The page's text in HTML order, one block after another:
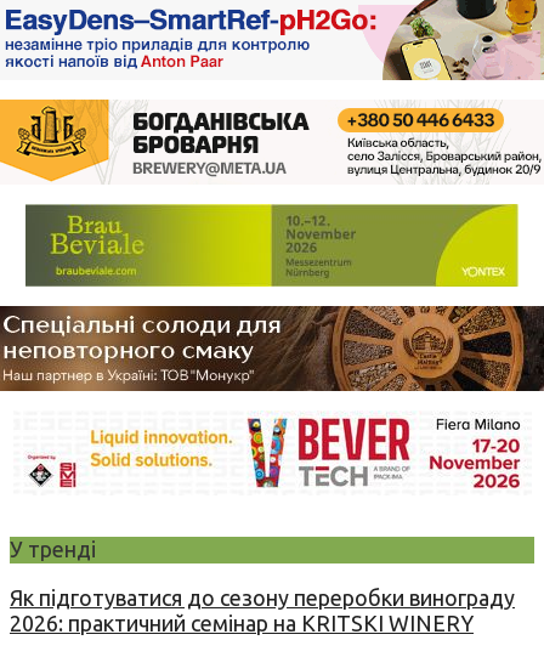
У тренді
Як підготуватися до сезону переробки винограду
2026: практичний семінар на KRITSKI WINERY